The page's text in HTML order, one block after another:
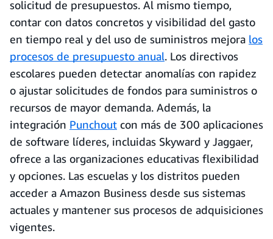
solicitud de presupuestos. Al mismo tiempo,
contar con datos concretos y visibilidad del gasto
en tiempo real y del uso de suministros mejora los
procesos de presupuesto anual. Los directivos
escolares pueden detectar anomalías con rapidez
o ajustar solicitudes de fondos para suministros o
recursos de mayor demanda. Además, la
integración Punchout con más de 300 aplicaciones
de software líderes, incluidas Skyward y Jaggaer,
ofrece a las organizaciones educativas flexibilidad
y opciones. Las escuelas y los distritos pueden
acceder a Amazon Business desde sus sistemas
actuales y mantener sus procesos de adquisiciones
vigentes.